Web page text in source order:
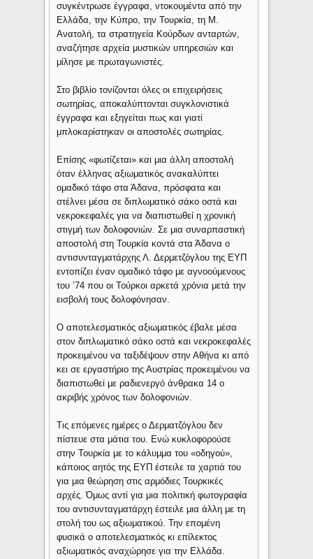
συγκέντρωσε έγγραφα, ντοκουμέντα από την
Ελλάδα, την Κύπρο, την Τουρκία, τη Μ.
Ανατολή, τα στρατηγεία Κούρδων ανταρτών,
αναζήτησε αρχεία μυστικών υπηρεσιών και
μίλησε με πρωταγωνιστές.
Στο βιβλίο τονίζονται όλες οι επιχειρήσεις
σωτηρίας, αποκαλύπτονται συγκλονιστικά
έγγραφα και εξηγείται πως και γιατί
μπλοκαρίστηκαν οι αποστολές σωτηρίας.
Επίσης «φωτίζεται» και μια άλλη αποστολή
όταν έλληνας αξιωματικός ανακαλύπτει
ομαδικό τάφο στα Άδανα, πρόσφατα και
στέλνει μέσα σε διπλωματικό σάκο οστά και
νεκροκεφαλές για να διαπιστωθεί η χρονική
στιγμή των δολοφονιών. Σε μια συναρπαστική
αποστολή στη Τουρκία κοντά στα Άδανα ο
αντισυνταγματάρχης Λ. Δερμετζόγλου της ΕΥΠ
εντοπίζει έναν ομαδικό τάφο με αγνοούμενους
του ’74 που οι Τούρκοι αρκετά χρόνια μετά την
εισβολή τους δολοφόνησαν.
Ο αποτελεσματικός αξιωματικός έβαλε μέσα
στον διπλωματικό σάκο οστά και νεκροκεφαλές
προκειμένου να ταξιδέψουν στην Αθήνα κι από
κει σε εργαστήριο της Αυστρίας προκειμένου να
διαπιστωθεί με ραδιενεργό άνθρακα 14 ο
ακριβής χρόνος των δολοφονιών.
Τις επόμενες ημέρες ο Δερματζόγλου δεν
πίστευε στα μάτια του. Ενώ κυκλοφορούσε
στην Τουρκία με το κάλυμμα του «οδηγού»,
κάποιος αητός της ΕΥΠ έστειλε τα χαρτιά του
για μια θεώρηση στις αρμόδιες Τουρκικές
αρχές. Όμως αντί για μια πολιτική φωτογραφία
του αντισυνταγματάρχη έστειλε μια άλλη με τη
στολή του ως αξιωματικού. Την επομένη
φυσικά ο αποτελεσματικός κι επίλεκτος
αξιωματικός αναχώρησε για την Ελλάδα.